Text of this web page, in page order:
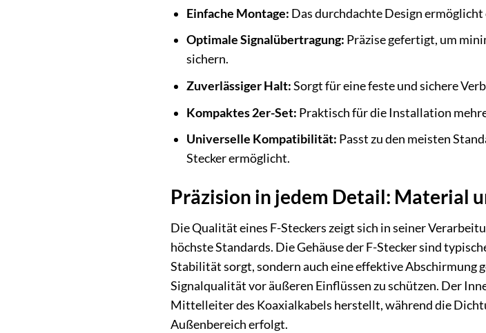
Einfache Montage: Das durchdachte Design
Optimale Signalübertragung: Präzise gefertigt, um
sichern.
Zuverlässiger Halt:Sorgt für eine feste und sichere
Kompaktes 2er-Set: Praktisch für die Installation
Universelle Kompatibilität: Passt zu den meisten
Stecker ermöglicht.
Präzision in jedem Detail: Material
Die Qualität eines F-Steckers zeigt sich in seiner
höchste Standards. Die Gehäuse der F-Stecker sind
Stabilität sorgt, sondern auch eine effektive Abschirmung
Signalqualität vor äußeren Einflüssen zu schützen. Der
Mittelleiter des Koaxialkabels herstellt, während die
Außenbereich erfolgt.